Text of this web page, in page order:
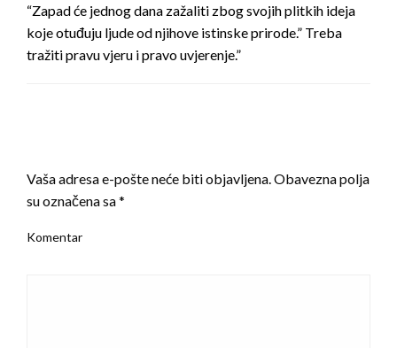
“Zapad će jednog dana zažaliti zbog svojih plitkih ideja
koje otuđuju ljude od njihove istinske prirode.” Treba
tražiti pravu vjeru i pravo uvjerenje.”
Vaša adresa e-pošte neće biti objavljena.Obavezna polja
su označena sa*
Komentar